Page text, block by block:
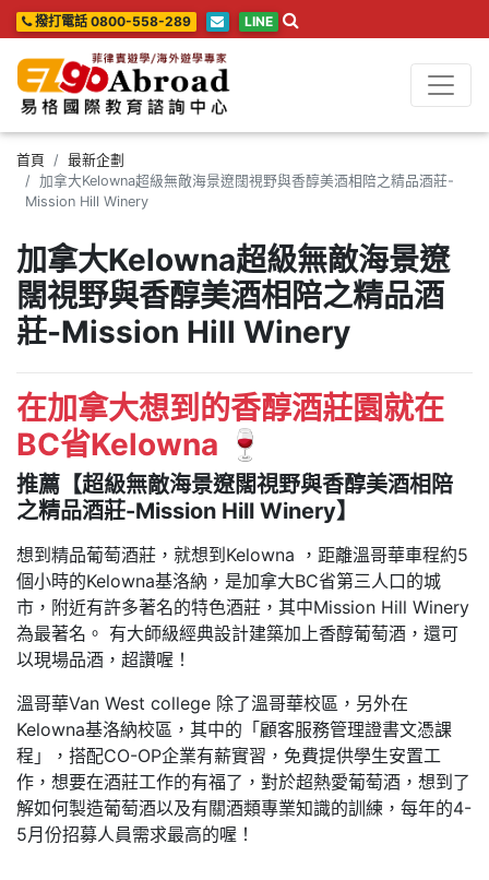
撥打電話 0800-558-289 LINE
首頁
最新企劃
加拿大Kelowna超級無敵海景遼闊視野與香醇美酒相陪之精品酒莊-
Mission Hill Winery
加拿大Kelowna超級無敵海景遼
闊視野與香醇美酒相陪之精品酒
莊-Mission Hill Winery
在加拿大想到的香醇酒莊園就在
BC省Kelowna 🍷
推薦【超級無敵海景遼闊視野與香醇美酒相陪
之精品酒莊-Mission Hill Winery】
想到精品葡萄酒莊，就想到Kelowna ，距離溫哥華車程約5
個小時的Kelowna基洛納，是加拿大BC省第三人口的城
市，附近有許多著名的特色酒莊，其中Mission Hill Winery
為最著名。 有大師級經典設計建築加上香醇葡萄酒，還可
以現場品酒，超讚喔！
溫哥華Van West college 除了溫哥華校區，另外在
Kelowna基洛納校區，其中的「顧客服務管理證書文憑課
程」，搭配CO-OP企業有薪實習，免費提供學生安置工
作，想要在酒莊工作的有福了，對於超熱愛葡萄酒，想到了
解如何製造葡萄酒以及有關酒類專業知識的訓練，每年的4-
5月份招募人員需求最高的喔！